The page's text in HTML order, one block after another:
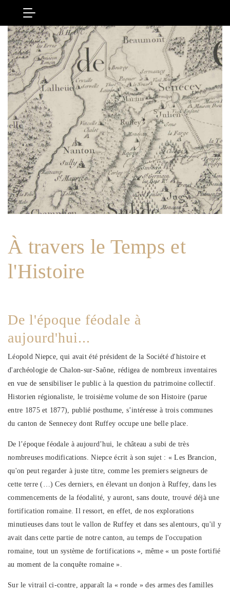
À travers le Temps et
l'Histoire
De l'époque féodale à
aujourd'hui...
Léopold Niepce, qui avait été président de la Société d'histoire et
d'archéologie de Chalon-sur-Saône, rédigea de nombreux inventaires
en vue de sensibiliser le public à la question du patrimoine collectif.
Historien régionaliste, le troisième volume de son Histoire (parue
entre 1875 et 1877), publié posthume, s’intéresse à trois communes
du canton de Sennecey dont Ruffey occupe une belle place.
De l’époque féodale à aujourd’hui, le château a subi de très
nombreuses modifications. Niepce écrit à son sujet : « Les Brancion,
qu'on peut regarder à juste titre, comme les premiers seigneurs de
cette terre (…) Ces derniers, en élevant un donjon à Ruffey, dans les
commencements de la féodalité, y auront, sans doute, trouvé déjà une
fortification romaine. Il ressort, en effet, de nos explorations
minutieuses dans tout le vallon de Ruffey et dans ses alentours, qu'il y
avait dans cette partie de notre canton, au temps de l'occupation
romaine, tout un système de fortifications », même « un poste fortifié
au moment de la conquête romaine ».
Sur le vitrail ci-contre, apparaît la « ronde » des armes des familles